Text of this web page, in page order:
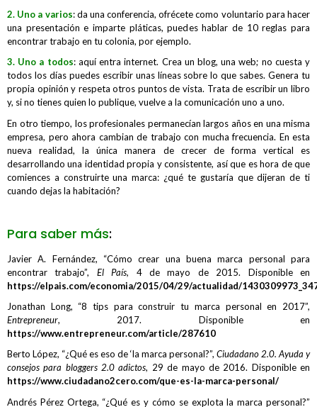
2. Uno a varios: da una conferencia, ofrécete como voluntario para hacer
una presentación e imparte pláticas, puedes hablar de 10 reglas para
encontrar trabajo en tu colonia, por ejemplo.
3. Uno a todos: aquí entra internet. Crea un blog, una web; no cuesta y
todos los días puedes escribir unas líneas sobre lo que sabes. Genera tu
propia opinión y respeta otros puntos de vista. Trata de escribir un libro
y, si no tienes quien lo publique, vuelve a la comunicación uno a uno.
En otro tiempo, los profesionales permanecían largos años en una misma
em­presa, pero ahora cambian de trabajo con mucha frecuencia. En esta
nueva realidad, la única manera de crecer de forma vertical es
desarrollando una identidad propia y consistente, así que es hora de que
comiences a construirte una marca: ¿qué te gustaría que dijeran de ti
cuando dejas la habitación?
Para saber más:
Javier A. Fernández, “Cómo crear una buena marca personal para
encontrar trabajo”, El País, 4 de mayo de 2015. Disponible en
https://elpais.com/economia/2015/04/29/actualidad/
Jonathan Long, “8 tips para construir tu marca personal en 2017”,
Entrepreneur, 2017. Disponible en
https://www.entrepreneur.com/article/287610
Berto López, “¿Qué es eso de ‘la marca personal?”, Ciudadano 2.0. Ayuda y
consejos para bloggers 2.0 adictos, 29 de mayo de 2016. Disponible en
https://www.ciudadano2cero.com/que-es-la-marca-personal/
Andrés Pérez Ortega, “¿Qué es y cómo se explota la marca personal?”